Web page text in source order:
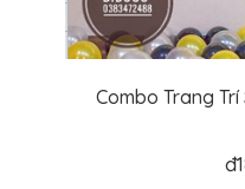
Combo Trang
đ